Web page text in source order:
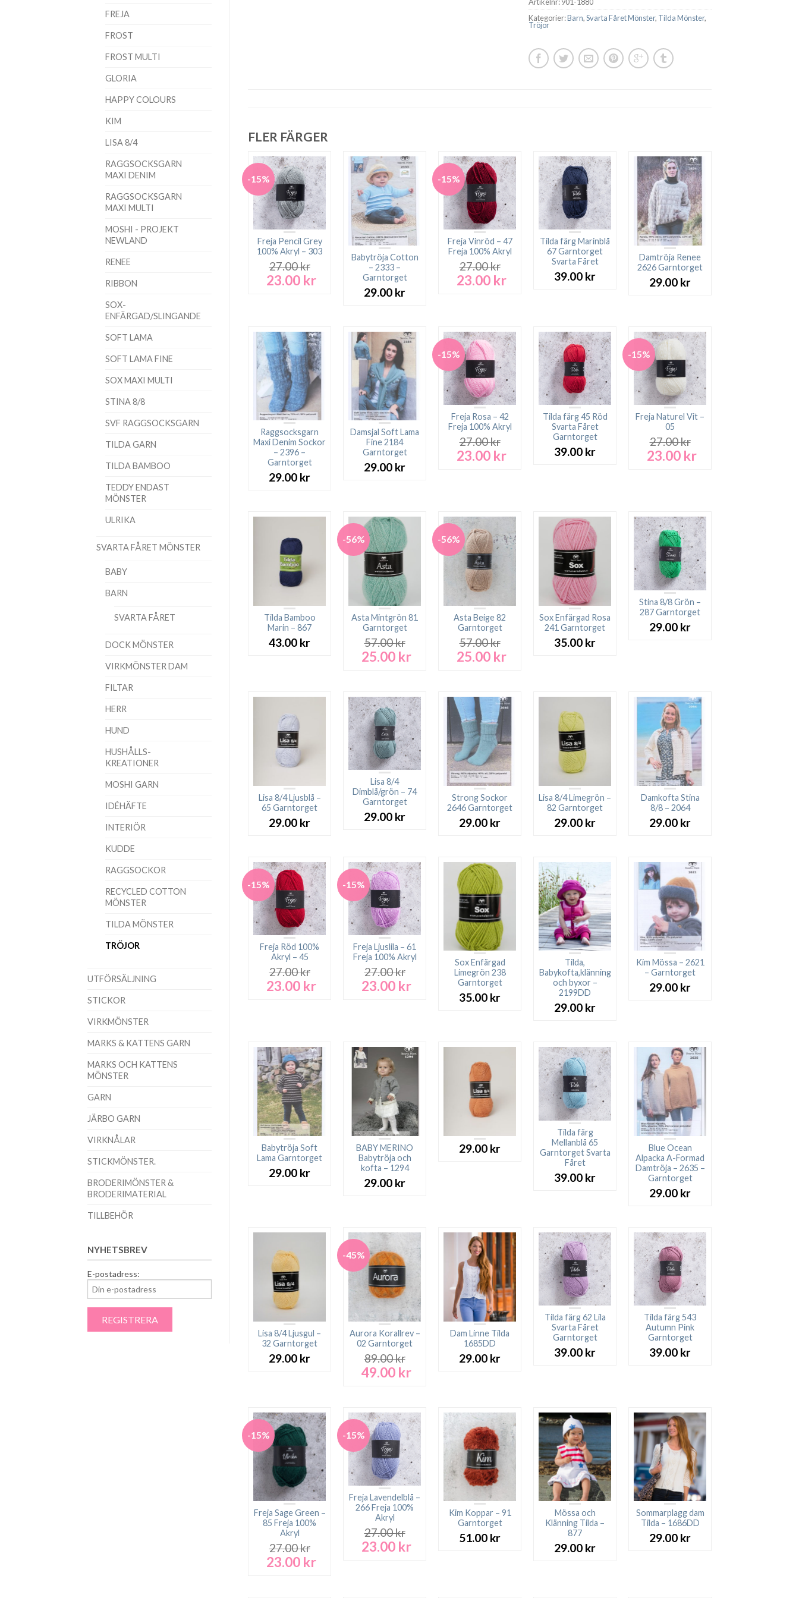
FREJA
FROST
FROST MULTI
GLORIA
HAPPY COLOURS
KIM
LISA 8/4
RAGGSOCKSGARN
MAXI DENIM
RAGGSOCKSGARN
MAXI MULTI
MOSHI - PROJEKT
NEWLAND
RENEE
RIBBON
SOX-
ENFÄRGAD/SLINGANDE
SOFT LAMA
SOFT LAMA FINE
SOX MAXI MULTI
STINA 8/8
SVF RAGGSOCKSGARN
TILDA GARN
TILDA BAMBOO
TEDDY ENDAST
MÖNSTER
ULRIKA
SVARTA FÅRET MÖNSTER
BABY
BARN
SVARTA FÅRET
DOCK MÖNSTER
VIRKMÖNSTER DAM
FILTAR
HERR
HUND
HUSHÅLLS-
KREATIONER
MOSHI GARN
IDÉHÄFTE
INTERIÖR
KUDDE
RAGGSOCKOR
RECYCLED COTTON
MÖNSTER
TILDA MÖNSTER
TRÖJOR
UTFÖRSÄLJNING
STICKOR
VIRKMÖNSTER
MARKS & KATTENS GARN
MARKS OCH KATTENS
MÖNSTER
GARN
JÄRBO GARN
VIRKNÅLAR
STICKMÖNSTER.
BRODERIMÖNSTER &
BRODERIMATERIAL
TILLBEHÖR
NYHETSBREV
E-postadress:
Kategorier:Barn,Svarta Fåret Mönster, Tilda Mönster,
Tröjor
FLER FÄRGER
-15%
Freja Pencil Grey
100% Akryl – 303
27.00kr
Det
23.00 krDet
nuvarande
Babytröja Cotton
– 2333 –
Garntorget
29.00 kr
-15%
Freja Vinröd – 47
Freja 100% Akryl
27.00kr
Det
23.00 krDet
Tilda färg Marinblå
67 Garntorget
Svarta Fåret
39.00 kr
Damtröja Renee
2626 Garntorget
29.00 kr
Raggsocksgarn
Maxi Denim Sockor
– 2396 –
Garntorget
29.00 kr
Damsjal Soft Lama
Fine 2184
Garntorget
29.00 kr
-15%
Freja Rosa – 42
Freja 100% Akryl
27.00kr
Det
23.00 krDet
Tilda färg 45 Röd
Svarta Fåret
Garntorget
39.00 kr
-15%
Freja Naturel Vit –
05
27.00kr
Det
23.00 krDet
Tilda Bamboo
Marin – 867
43.00 kr
-56%
Asta Mintgrön 81
Garntorget
57.00kr
Det
57.00 kr.
25.00 krDet
25.00 kr.
-56%
Asta Beige 82
Garntorget
57.00kr
Det
57.00 kr.
25.00 krDet
25.00 kr.
Sox Enfärgad Rosa
241 Garntorget
35.00 kr
Stina 8/8 Grön –
287 Garntorget
29.00 kr
Lisa 8/4 Ljusblå –
65 Garntorget
29.00 kr
Lisa 8/4
Dimblå/grön – 74
Garntorget
29.00 kr
Strong Sockor
2646 Garntorget
29.00 kr
Lisa 8/4 Limegrön –
82 Garntorget
29.00 kr
Damkofta Stina
8/8 – 2064
29.00 kr
-15%
Freja Röd 100%
Akryl – 45
27.00kr
Det
23.00 krDet
-15%
Freja Ljuslila – 61
Freja 100% Akryl
27.00kr
Det
23.00 krDet
nuvarande
Sox Enfärgad
Limegrön 238
Garntorget
35.00 kr
Tilda,
Babykofta,klänning
och byxor –
2199DD
29.00 kr
Kim Mössa – 2621
– Garntorget
29.00 kr
Babytröja Soft
Lama Garntorget
29.00 kr
BABY MERINO
Babytröja och
kofta – 1294
29.00 kr
29.00 kr
Tilda färg
Mellanblå 65
Garntorget Svarta
Fåret
39.00 kr
Blue Ocean
Alpacka A-Formad
Damtröja – 2635 –
Garntorget
29.00 kr
Lisa 8/4 Ljusgul –
32 Garntorget
29.00 kr
-45%
Aurora Korallrev –
02 Garntorget
89.00kr
Det
89.00 kr.
49.00 krDet
49.00 kr.
Dam Linne Tilda
1685DD
29.00 kr
Tilda färg 62 Lila
Svarta Fåret
Garntorget
39.00 kr
Tilda färg 543
Autumn Pink
Garntorget
39.00 kr
-15%
Freja Sage Green –
85 Freja 100%
Akryl
27.00kr
Det
23.00 krDet
-15%
Freja Lavendelblå –
266 Freja 100%
Akryl
27.00kr
Det
23.00 krDet
Kim Koppar – 91
Garntorget
51.00 kr
Mössa och
Klänning Tilda –
877
29.00 kr
Sommarplagg dam
Tilda – 1686DD
29.00 kr